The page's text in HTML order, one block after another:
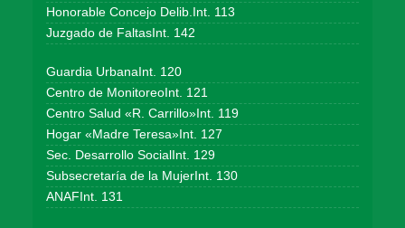
Honorable Concejo Delib.Int. 113
Juzgado de FaltasInt. 142
Guardia UrbanaInt. 120
Centro de MonitoreoInt. 121
Centro Salud «R. Carrillo»Int. 119
Hogar «Madre Teresa»Int. 127
Sec. Desarrollo SocialInt. 129
Subsecretaría de la MujerInt. 130
ANAFInt. 131